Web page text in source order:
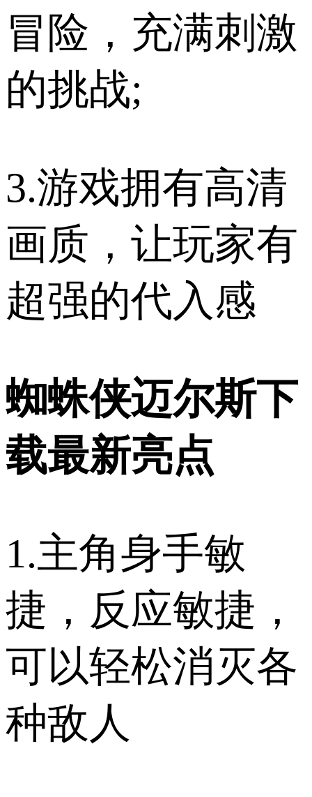
冒险，充满刺激
的挑战;
3.游戏拥有高清
画质，让玩家有
超强的代入感
蜘蛛侠迈尔斯下
载最新亮点
1.主角身手敏
捷，反应敏捷，
可以轻松消灭各
种敌人